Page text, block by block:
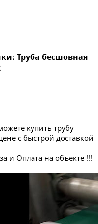
Труба бесшовная
купить трубу
с быстрой доставкой
и Оплата на объекте !!!